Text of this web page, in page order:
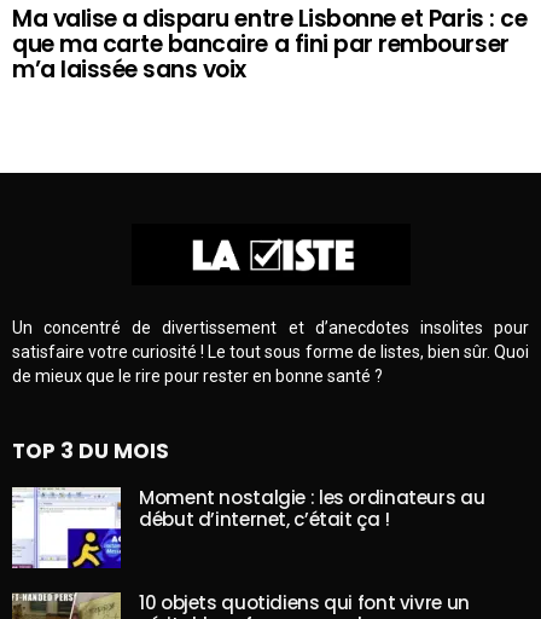
Ma valise a disparu entre Lisbonne et Paris : ce
que ma carte bancaire a fini par rembourser
m’a laissée sans voix
Un concentré de divertissement et d’anecdotes insolites pour
satisfaire votre curiosité ! Le tout sous forme de listes, bien sûr. Quoi
de mieux que le rire pour rester en bonne santé ?
TOP 3 DU MOIS
Moment nostalgie : les ordinateurs au
début d’internet, c’était ça !
10 objets quotidiens qui font vivre un